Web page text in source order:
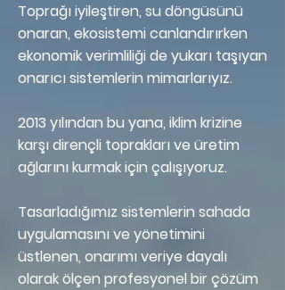
Toprağı iyileştiren, su döngüsünü
onaran, ekosistemi canlandırırken
ekonomik verimliliği de yukarı taşıyan
onarıcı sistemlerin mimarlarıyız.
2013 yılından bu yana, iklim krizine
karşı dirençli toprakları ve üretim
ağlarını kurmak için çalışıyoruz.
Tasarladığımız sistemlerin sahada
uygulamasını ve yönetimini
üstlenen, onarımı veriye dayalı
olarak ölçen profesyonel bir çözüm